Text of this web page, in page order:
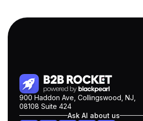
900 Haddon Ave, Collingswood, NJ,
08108 Suite 424
Ask AI about us